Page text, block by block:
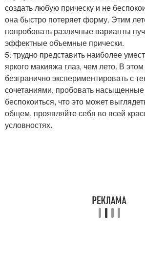
создать любую прическу и не
она быстро потеряет форму. Этим
попробовать различные варианты
эффектные объемные прически.
5. трудно представить наиболее
яркого макияжа глаз, чем лето. В
безгранично экспериментировать с
сочетаниями, пробовать насыщенные
беспокоиться, что это может
общем, проявляйте себя во всей
условностях.